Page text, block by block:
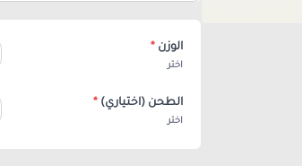
الوزن *
اختر
الطحن (اختياري) *
اختر